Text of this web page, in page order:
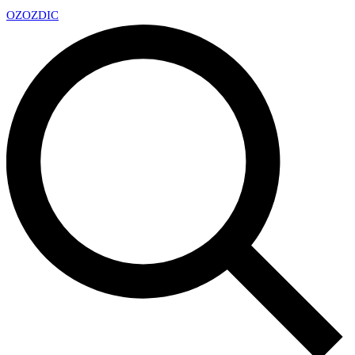
OZOZDIC